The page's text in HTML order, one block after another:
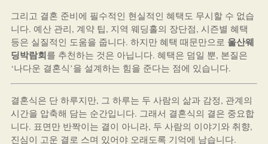
그리고 결혼 준비에 필수적인 현실적인 혜택도 무시할 수 없습
니다. 예산 관리, 계약 팁, 지역 웨딩홀의 장단점, 시즌별 혜택
등은 실질적인 도움을 줍니다. 하지만 혜택 때문만으로 울산웨
딩박람회를 추천하는 것은 아닙니다. 혜택은 덤일 뿐, 본질은
‘나다운 결혼식’을 설계하는 힘을 준다는 점에 있습니다.
결혼식은 단 하루지만, 그 하루는 두 사람의 삶과 감정, 관계의
시간을 압축해 담는 순간입니다. 그래서 결혼식의 결은 중요합
니다. 표면만 반짝이는 결이 아니라, 두 사람의 이야기와 취향,
진심이 고운 결로 스며 있어야 오래도록 기억에 남습니다.